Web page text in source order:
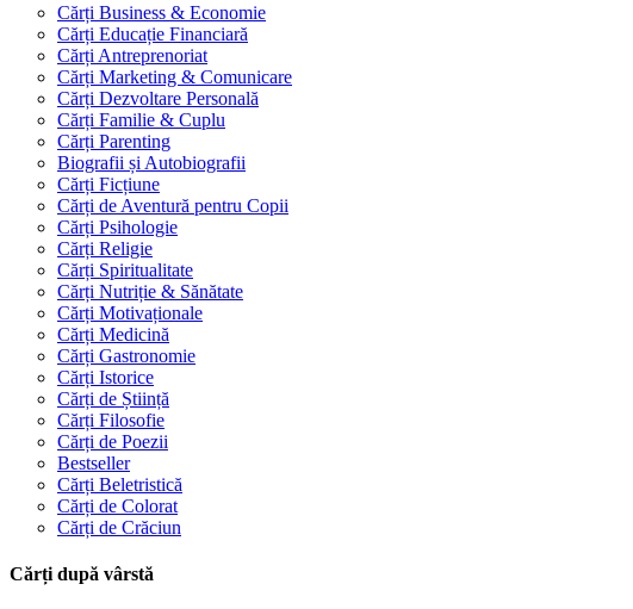
Cărți Business & Economie
Cărți Educație Financiară
Cărți Antreprenoriat
Cărți Marketing & Comunicare
Cărți Dezvoltare Personală
Cărți Familie & Cuplu
Cărți Parenting
Biografii și Autobiografii
Cărți Ficțiune
Cărți de Aventură pentru Copii
Cărți Psihologie
Cărți Religie
Cărți Spiritualitate
Cărți Nutriție & Sănătate
Cărți Motivaționale
Cărți Medicină
Cărți Gastronomie
Cărți Istorice
Cărți de Știință
Cărți Filosofie
Cărți de Poezii
Bestseller
Cărți Beletristică
Cărți de Colorat
Cărți de Crăciun
Cărți după vârstă